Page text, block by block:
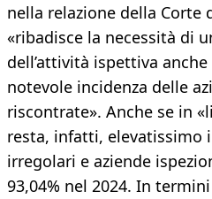
nella relazione della Corte
«ribadisce la necessità di
dell’attività ispettiva
notevole incidenza delle
riscontrate». Anche se in
resta, infatti, elevatissimo
irregolari e aziende
93,04% nel 2024. In